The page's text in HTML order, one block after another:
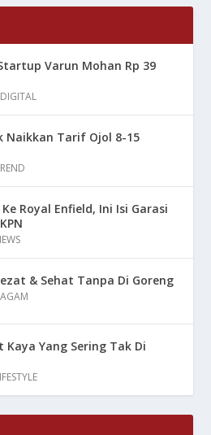
Varun Mohan Rp 39
DIGITAL
Naikkan Tarif Ojol 8-15
Royal Enfield, Ini Isi Garasi
& Sehat Tanpa Di Goreng
Kaya Yang Sering Tak Di